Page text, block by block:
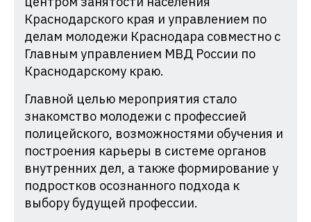
Краснодарского края и управлением по
делам молодежи Краснодара совместно с
Главным управлением МВД России по
Краснодарскому краю.
Главной целью мероприятия стало
знакомство молодежи с профессией
полицейского, возможностями обучения и
построения карьеры в системе органов
внутренних дел, а также формирование у
подростков осознанного подхода к
выбору будущей профессии.